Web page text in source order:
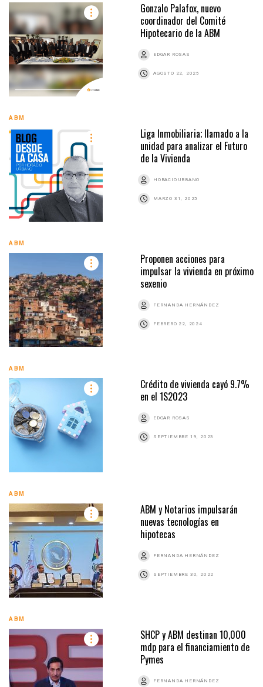
Gonzalo Palafox, nuevo
coordinador del Comité
Hipotecario de la ABM
EDGAR ROSAS
AGOSTO 22, 2025
ABM
Liga Inmobiliaria; llamado a la
unidad para analizar el Futuro
de la Vivienda
HORACIO URBANO
MARZO 31, 2025
ABM
Proponen acciones para
impulsar la vivienda en próximo
sexenio
FERNANDA HERNÁNDEZ
FEBRERO 22, 2024
ABM
Crédito de vivienda cayó 9.7%
en el 1S2023
EDGAR ROSAS
SEPTIEMBRE 19, 2023
ABM
ABM y Notarios impulsarán
nuevas tecnologías en
hipotecas
FERNANDA HERNÁNDEZ
SEPTIEMBRE 30, 2022
ABM
SHCP y ABM destinan 10,000
mdp para el financiamiento de
Pymes
FERNANDA HERNÁNDEZ